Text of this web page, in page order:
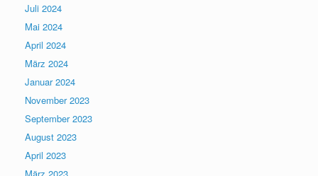
Juli 2024
Mai 2024
April 2024
März 2024
Januar 2024
November 2023
September 2023
August 2023
April 2023